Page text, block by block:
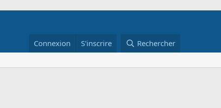
Connexion S'inscrire Rechercher